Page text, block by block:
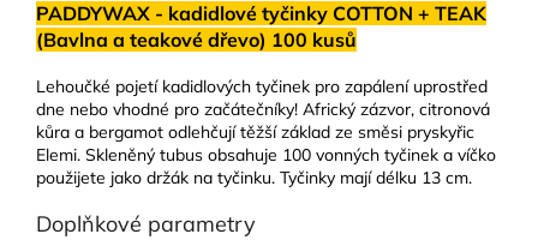
PADDYWAX - kadidlové tyčinky COTTON + TEAK
(Bavlna a teakové dřevo) 100 kusů
Lehoučké pojetí kadidlových tyčinek pro zapálení uprostřed
dne nebo vhodné pro začátečníky! Africký zázvor, citronová
kůra a bergamot odlehčují těžší základ ze směsi pryskyřic
Elemi. Skleněný tubus obsahuje 100 vonných tyčinek a víčko
použijete jako držák na tyčinku. Tyčinky mají délku 13 cm.
Doplňkové parametry